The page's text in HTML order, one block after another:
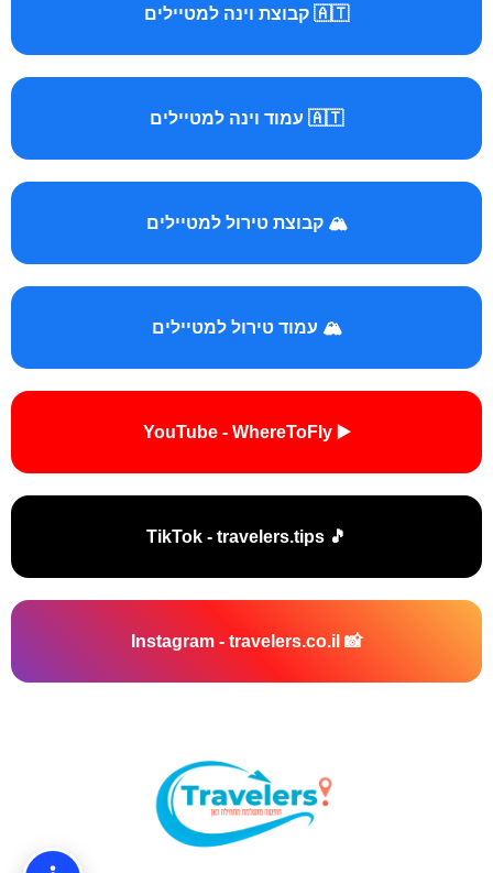
🇦🇹 קבוצת וינה למטיילים
🇦🇹 עמוד וינה למטיילים
🏔️ קבוצת טירול למטיילים
🏔️ עמוד טירול למטיילים
▶️ YouTube - WhereToFly
🎵 TikTok - travelers.tips
📸 Instagram - travelers.co.il